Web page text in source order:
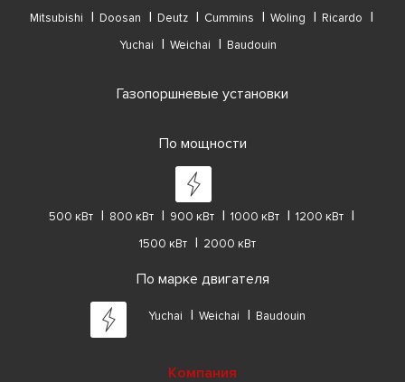
Mitsubishi
Doosan Deutz Cummins Woling
Ricardo
Yuchai
Weichai Baudouin
Газопоршневые установки
По мощности
500 кВт 800 кВт 900 кВт 1000 кВт
1200 кВт
1500 кВт
2000 кВт
По марке двигателя
Yuchai Weichai Baudouin
Компания